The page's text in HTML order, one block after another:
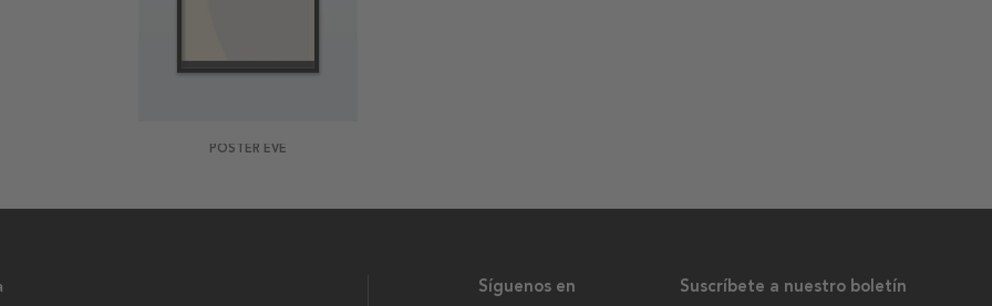
POSTER EVE
Suscríbete a nuestro boletín
Síguenos en